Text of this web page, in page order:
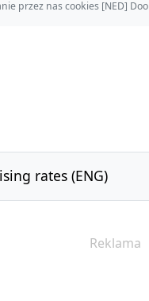
przez nas cookies [NED]
rates (ENG)
Reklama